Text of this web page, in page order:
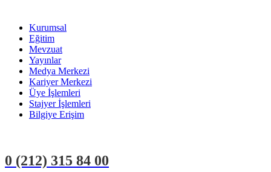
Kurumsal
Eğitim
Mevzuat
Yayınlar
Medya Merkezi
Kariyer Merkezi
Üye İşlemleri
Stajyer İşlemleri
Bilgiye Erişim
0 (212) 315 84 00